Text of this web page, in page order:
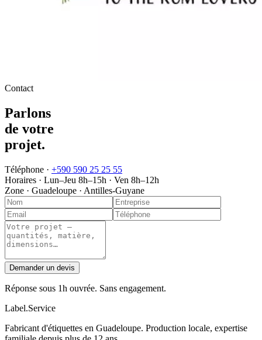
Contact
Parlons
de votre
projet.
Téléphone · +590 590 25 25 55
Horaires · Lun–Jeu 8h–15h · Ven 8h–12h
Zone · Guadeloupe · Antilles-Guyane
Demander un devis
Réponse sous 1h ouvrée. Sans engagement.
Label.Service
Fabricant d'étiquettes en Guadeloupe. Production locale, expertise